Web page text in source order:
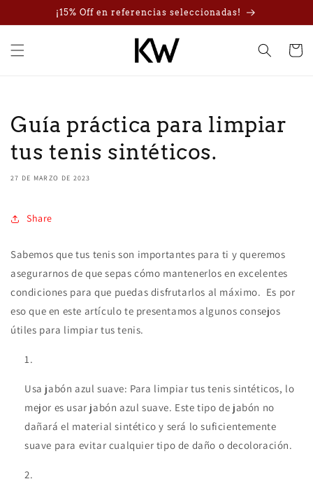
directamente
al contenido
¡15% Off en referencias seleccionadas!
Carrito
Guía práctica para limpiar
tus tenis sintéticos.
27 DE MARZO DE 2023
Share
Sabemos que tus tenis son importantes para ti y queremos
asegurarnos de que sepas cómo mantenerlos en excelentes
condiciones para que puedas disfrutarlos al máximo. Es por
eso que en este artículo te presentamos algunos consejos
útiles para limpiar tus tenis.
Usa jabón azul suave: Para limpiar tus tenis sintéticos, lo
mejor es usar jabón azul suave. Este tipo de jabón no
dañará el material sintético y será lo suficientemente
suave para evitar cualquier tipo de daño o decoloración.